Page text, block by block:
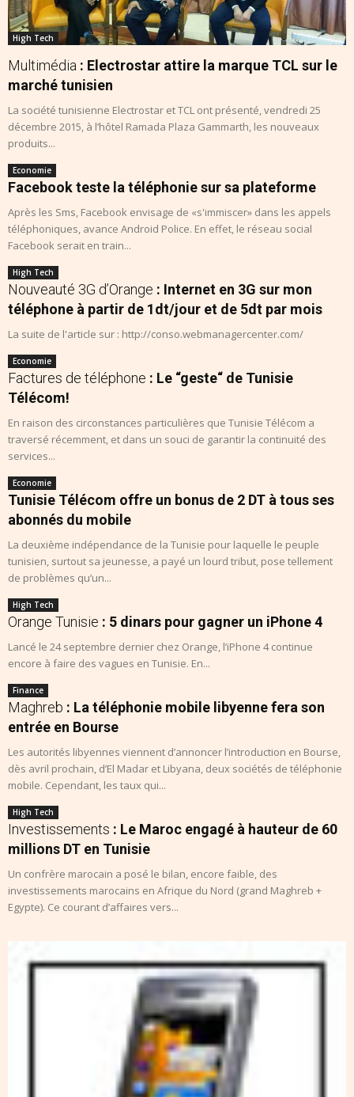
High Tech
Multimédia : Electrostar attire la marque TCL sur le
marché tunisien
La société tunisienne Electrostar et TCL ont présenté, vendredi 25
décembre 2015, à l’hôtel Ramada Plaza Gammarth, les nouveaux
produits...
Economie
Facebook teste la téléphonie sur sa plateforme
Après les Sms, Facebook envisage de «s'immiscer» dans les appels
téléphoniques, avance Android Police. En effet, le réseau social
Facebook serait en train...
High Tech
Nouveauté 3G d’Orange : Internet en 3G sur mon
téléphone à partir de 1dt/jour et de 5dt par mois
La suite de l'article sur : http://conso.webmanagercenter.com/
Economie
Factures de téléphone : Le “geste“ de Tunisie
Télécom!
En raison des circonstances particulières que Tunisie Télécom a
traversé récemment, et dans un souci de garantir la continuité des
services...
Economie
Tunisie Télécom offre un bonus de 2 DT à tous ses
abonnés du mobile
La deuxième indépendance de la Tunisie pour laquelle le peuple
tunisien, surtout sa jeunesse, a payé un lourd tribut, pose tellement
de problèmes qu’un...
High Tech
Orange Tunisie : 5 dinars pour gagner un iPhone 4
Lancé le 24 septembre dernier chez Orange, l’iPhone 4 continue
encore à faire des vagues en Tunisie. En...
Finance
Maghreb : La téléphonie mobile libyenne fera son
entrée en Bourse
Les autorités libyennes viennent d’annoncer l’introduction en Bourse,
dès avril prochain, d’El Madar et Libyana, deux sociétés de téléphonie
mobile. Cependant, les taux qui...
High Tech
Investissements : Le Maroc engagé à hauteur de 60
millions DT en Tunisie
Un confrère marocain a posé le bilan, encore faible, des
investissements marocains en Afrique du Nord (grand Maghreb +
Egypte). Ce courant d’affaires vers...